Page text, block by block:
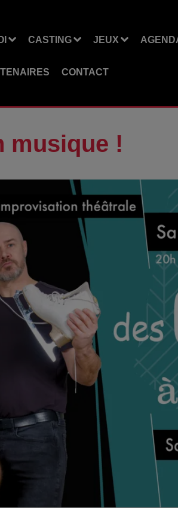
CASTING JEUX
CONTACT
musique !